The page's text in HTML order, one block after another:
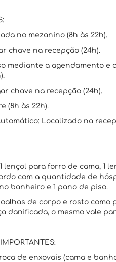
no mezanino (8h às 22h).
chave na recepção (24h).
mediante a agendamento e
chave na recepção (24h).
(8h às 22h).
Localizado na
lençol para forro de cama, 1
com a quantidade de
banheiro e 1 pano de piso.
de corpo e rosto como
danificada, o mesmo vale
de enxovais (cama e